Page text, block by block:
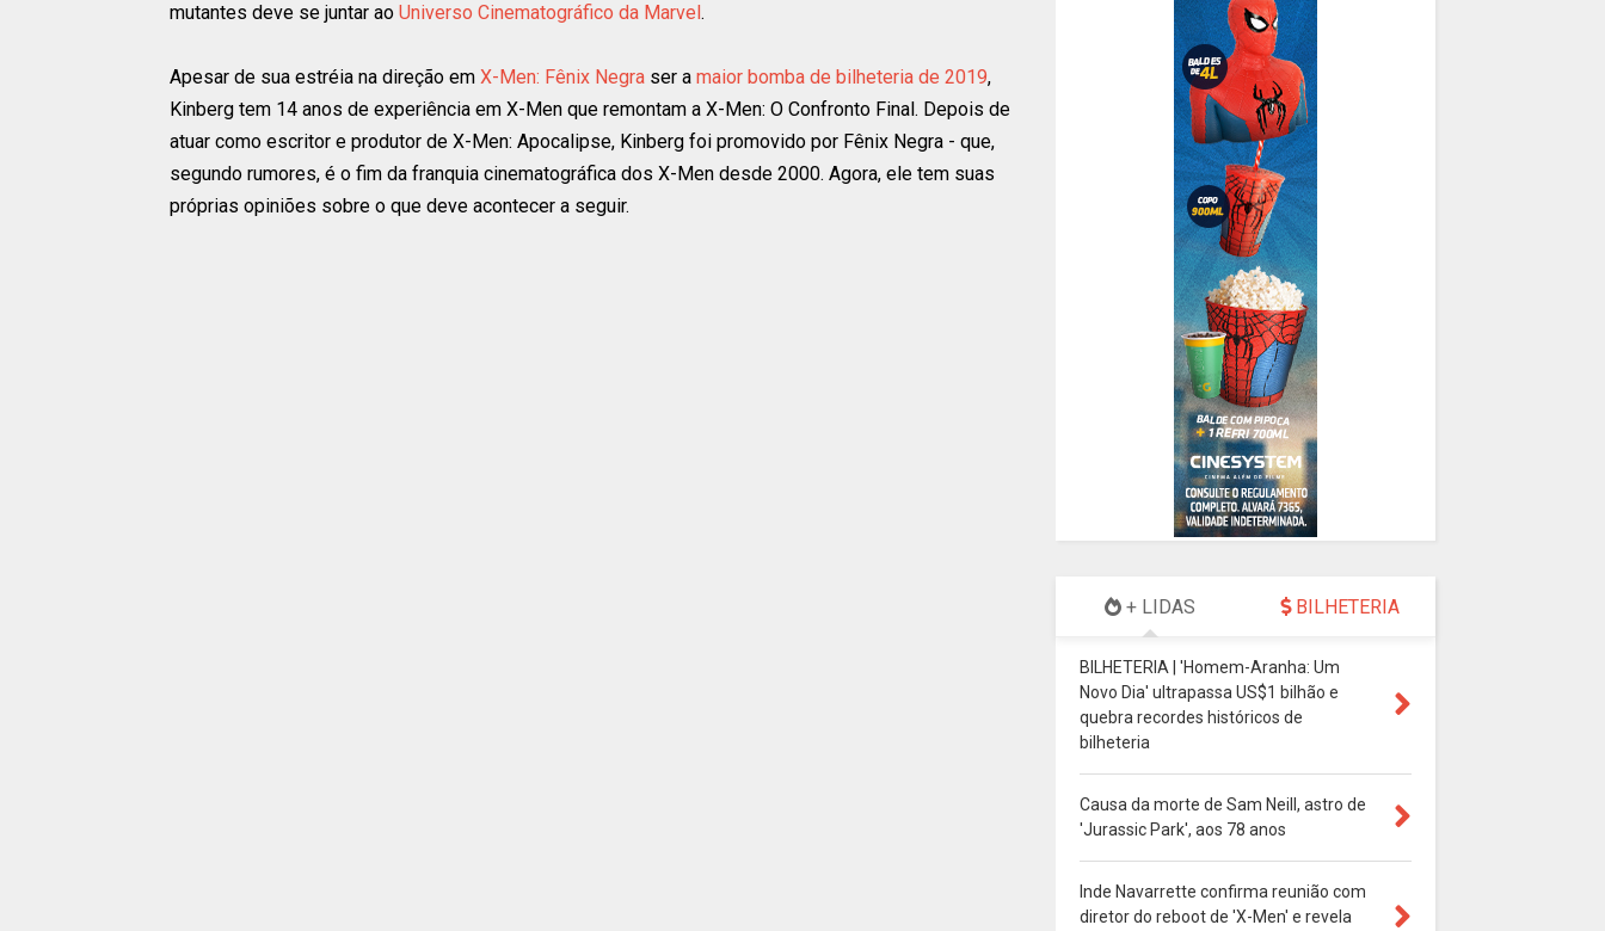
mutantes deve se juntar ao Universo Cinematográfico da Marvel .
Apesar de sua estréia na direção em X-Men: Fênix Negra ser a maior bomba de bilheteria de 2019,
Kinberg tem 14 anos de experiência em X-Men que remontam a X-Men: O Confronto Final. Depois de
atuar como escritor e produtor de X-Men: Apocalipse, Kinberg foi promovido por Fênix Negra - que,
segundo rumores, é o fim da franquia cinematográfica dos X-Men desde 2000. Agora, ele tem suas
próprias opiniões sobre o que deve acontecer a seguir.
+ LIDAS BILHETERIA
BILHETERIA | 'Homem-Aranha: Um
Novo Dia' ultrapassa US$1 bilhão e
quebra recordes históricos de
bilheteria
Causa da morte de Sam Neill, astro de
'Jurassic Park', aos 78 anos
Inde Navarrette confirma reunião com
diretor do reboot de 'X-Men' e revela